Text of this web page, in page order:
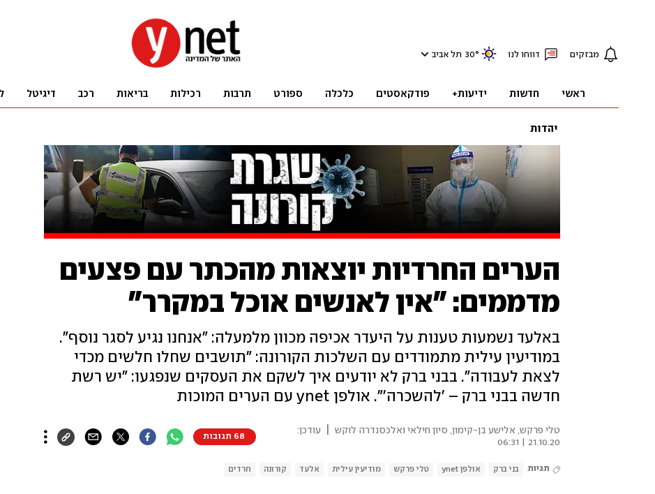
מבזקים דווחו לנו 30° תל אביב
ראשי חדשות ידיעות+ פודקאסטים כלכלה ספורט תרבות רכילות בריאות רכב דיגיטל
יהדות
הערים החרדיות יוצאות מהכתר עם פצעים
מדממים: "אין לאנשים אוכל במקרר"
באלעד נשמעות טענות על היעדר אכיפה מכוון מלמעלה: "אנחנו נגיע לסגר נוסף".
במודיעין עילית מתמודדים עם השלכות הקורונה: "תושבים שחלו חלשים מכדי
לצאת לעבודה". בבני ברק לא יודעים איך לשקם את העסקים שנפגעו: "יש רשת
חדשה בבני ברק – 'להשכרה'". אולפן ynet עם הערים המוכות
טלי פרקש, אלישע בן-קימון, סיון חילאי ואלכסנדרה לוקש
עודכן:
21.10.20 | 06:31
68 תגובות
תגיות בני ברק אולפן ynet טלי פרקש מודיעין עילית אלעד קורונה חרדים